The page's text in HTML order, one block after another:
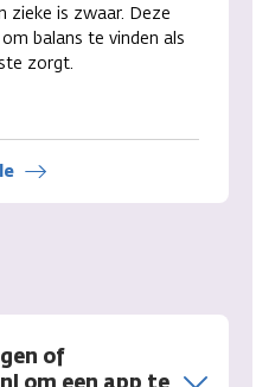
zieke is zwaar. Deze
balans te vinden als
zorgt.
of